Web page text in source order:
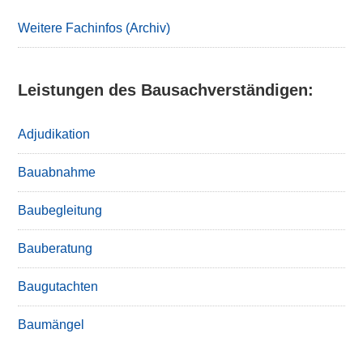
Weitere Fachinfos (Archiv)
Leistungen des Bausachverständigen:
Adjudikation
Bauabnahme
Baubegleitung
Bauberatung
Baugutachten
Baumängel